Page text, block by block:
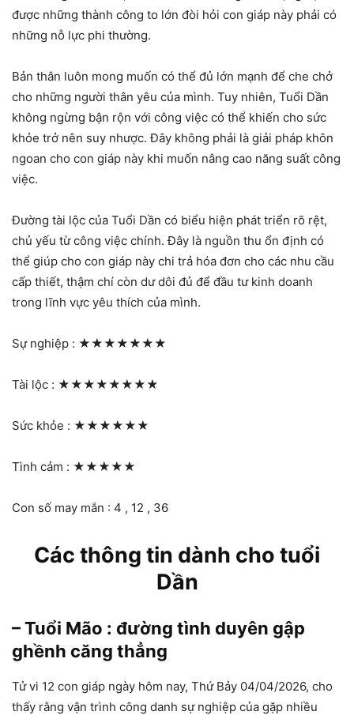
được những thành công to lớn đòi hỏi con giáp này phải có
những nỗ lực phi thường.
Bản thân luôn mong muốn có thể đủ lớn mạnh để che chở
cho những người thân yêu của mình. Tuy nhiên, Tuổi Dần
không ngừng bận rộn với công việc có thể khiến cho sức
khỏe trở nên suy nhược. Đây không phải là giải pháp khôn
ngoan cho con giáp này khi muốn nâng cao năng suất công
việc.
Đường tài lộc của Tuổi Dần có biểu hiện phát triển rõ rệt,
chủ yếu từ công việc chính. Đây là nguồn thu ổn định có
thể giúp cho con giáp này chi trả hóa đơn cho các nhu cầu
cấp thiết, thậm chí còn dư dôi đủ để đầu tư kinh doanh
trong lĩnh vực yêu thích của mình.
Sự nghiệp : ★★★★★★★
Tài lộc : ★★★★★★★★
Sức khỏe : ★★★★★★
Tình cảm : ★★★★★
Con số may mắn : 4 , 12 , 36
Các thông tin dành cho tuổi
Dần
– Tuổi Mão : đường tình duyên gập
ghềnh căng thẳng
Tử vi 12 con giáp ngày hôm nay, Thứ Bảy 04/04/2026, cho
thấy rằng vận trình công danh sự nghiệp của gặp nhiều